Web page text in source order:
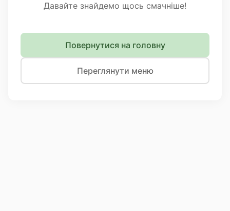
Давайте знайдемо щось смачніше!
Повернутися на головну
Переглянути меню